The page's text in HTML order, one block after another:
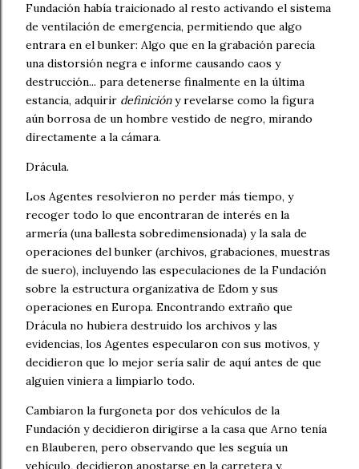
Fundación había traicionado al resto activando el sistema
de ventilación de emergencia, permitiendo que algo
entrara en el bunker: Algo que en la grabación parecía
una distorsión negra e informe causando caos y
destrucción... para detenerse finalmente en la última
estancia, adquirir definicióny revelarse como la figura
aún borrosa de un hombre vestido de negro, mirando
directamente a la cámara.
Drácula.
Los Agentes resolvieron no perder más tiempo, y
recoger todo lo que encontraran de interés en la
armería (una ballesta sobredimensionada) y la sala de
operaciones del bunker (archivos, grabaciones, muestras
de suero), incluyendo las especulaciones de la Fundación
sobre la estructura organizativa de Edom y sus
operaciones en Europa. Encontrando extraño que
Drácula no hubiera destruido los archivos y las
evidencias, los Agentes especularon con sus motivos, y
decidieron que lo mejor sería salir de aquí antes de que
alguien viniera a limpiarlo todo.
Cambiaron la furgoneta por dos vehículos de la
Fundación y decidieron dirigirse a la casa que Arno tenía
en Blauberen, pero observando que les seguía un